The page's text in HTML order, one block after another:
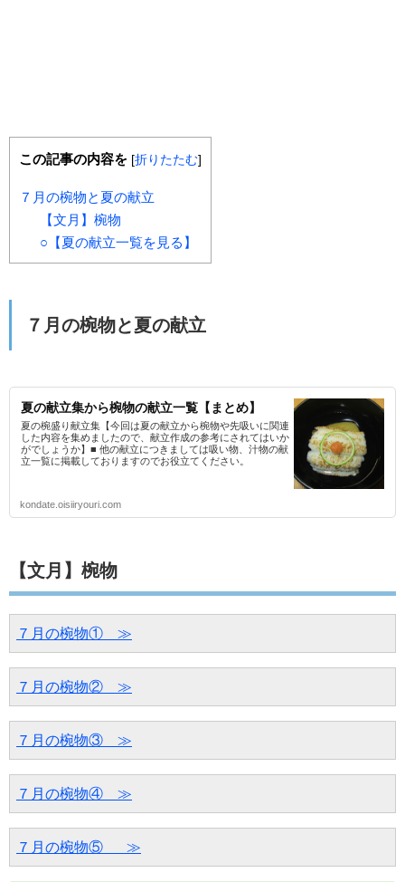
この記事の内容を [折りたたむ]
７月の椀物と夏の献立
【文月】椀物
○【夏の献立一覧を見る】
７月の椀物と夏の献立
夏の献立集から椀物の献立一覧【まとめ】
夏の椀盛り献立集【今回は夏の献立から椀物や先吸いに関連
した内容を集めましたので、献立作成の参考にされてはいか
がでしょうか】■ 他の献立につきましては吸い物、汁物の献
立一覧に掲載しておりますのでお役立てください。
kondate.oisiiryouri.com
【文月】椀物
７月の椀物①　≫
７月の椀物②　≫
７月の椀物③　≫
７月の椀物④　≫
７月の椀物⑤ 　≫